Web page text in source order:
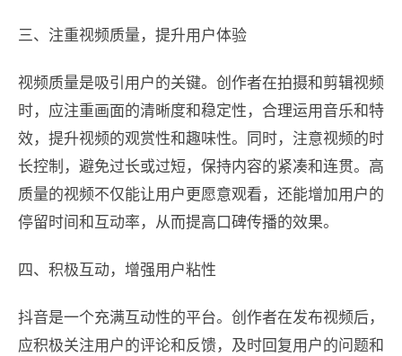
三、注重视频质量，提升用户体验
视频质量是吸引用户的关键。创作者在拍摄和剪辑视频
时，应注重画面的清晰度和稳定性，合理运用音乐和特
效，提升视频的观赏性和趣味性。同时，注意视频的时
长控制，避免过长或过短，保持内容的紧凑和连贯。高
质量的视频不仅能让用户更愿意观看，还能增加用户的
停留时间和互动率，从而提高口碑传播的效果。
四、积极互动，增强用户粘性
抖音是一个充满互动性的平台。创作者在发布视频后，
应积极关注用户的评论和反馈，及时回复用户的问题和